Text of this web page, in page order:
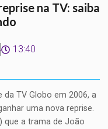
na TV: saiba
13:40
TV Globo em 2006, a
uma nova reprise.
que a trama de João